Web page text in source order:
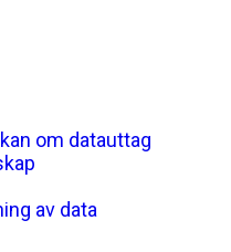
om datauttag
av data